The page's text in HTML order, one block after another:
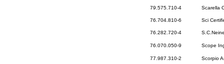
79.575.710-4 Scarella
76.704.810-6 Sci
76.282.720-4
76.070.050-9 Scope
77.987.310-2 Scorpio